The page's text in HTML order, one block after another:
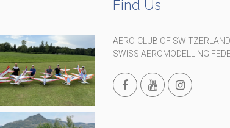
Find Us
AERO-CLUB OF
SWISS AEROMODELLING